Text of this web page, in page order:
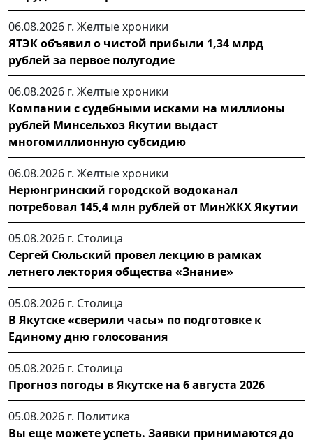
06.08.2026 г. Желтые хроники
ЯТЭК объявил о чистой прибыли 1,34 млрд
рублей за первое полугодие
06.08.2026 г. Желтые хроники
Компании с судебными исками на миллионы
рублей Минсельхоз Якутии выдаст
многомиллионную субсидию
06.08.2026 г. Желтые хроники
Нерюнгринский городской водоканал
потребовал 145,4 млн рублей от МинЖКХ Якутии
05.08.2026 г. Столица
Сергей Сюльский провел лекцию в рамках
летнего лектория общества «Знание»
05.08.2026 г. Столица
В Якутске «сверили часы» по подготовке к
Единому дню голосования
05.08.2026 г. Столица
Прогноз погоды в Якутске на 6 августа 2026
05.08.2026 г. Политика
Вы еще можете успеть. Заявки принимаются до